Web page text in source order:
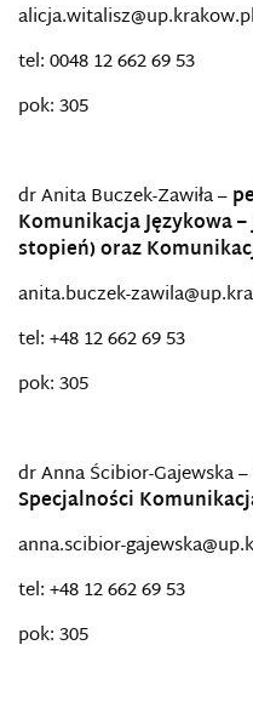
alicja.witalisz@up.krakow.pl
tel: 0048 12 662 69 53
pok: 305
dr Anita Buczek-Zawiła –
Komunikacja Językowa
stopień) oraz
anita.buczek-
tel: +48 12 662 69 53
pok: 305
dr Anna Ścibior-Gajewska –
Specjalności
anna.scibior-
tel: +48 12 662 69 53
pok: 305